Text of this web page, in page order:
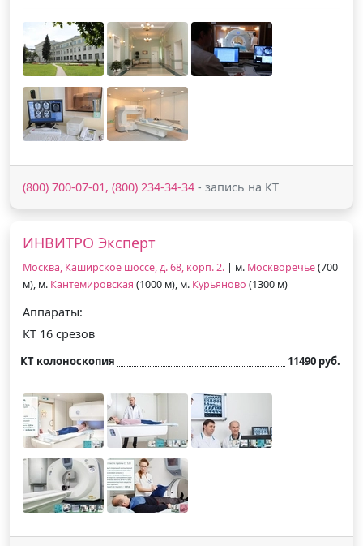
(800) 700-07-01, (800) 234-34-34 - запись на КТ
ИНВИТРО Эксперт
Москва, Каширское шоссе, д. 68, корп. 2. | м. Москворечье(700
м), м. Кантемировская (1000 м), м. Курьяново (1300 м)
Аппараты:
КТ 16 срезов
КТ колоноскопия 11490 руб.